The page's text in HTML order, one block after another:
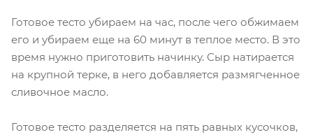
Готовое тесто убираем на час, после чего обжимаем
его и убираем еще на 60 минут в теплое место. В это
время нужно приготовить начинку. Сыр натирается
на крупной терке, в него добавляется размягченное
сливочное масло.
Готовое тесто разделяется на пять равных кусочков,